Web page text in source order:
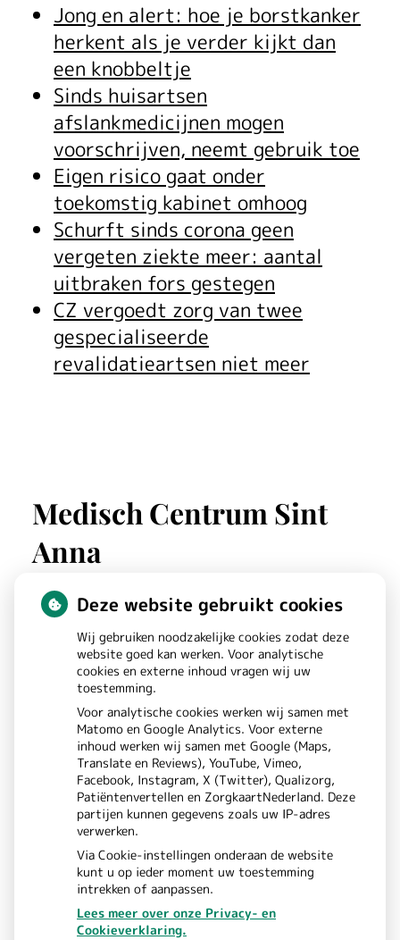
Jong en alert: hoe je borstkanker
herkent als je verder kijkt dan
een knobbeltje
Sinds huisartsen
afslankmedicijnen mogen
voorschrijven, neemt gebruik toe
Eigen risico gaat onder
toekomstig kabinet omhoog
Schurft sinds corona geen
vergeten ziekte meer: aantal
uitbraken fors gestegen
CZ vergoedt zorg van twee
gespecialiseerde
revalidatieartsen niet meer
Medisch Centrum Sint
Anna
St. Annastraat180
6525GWNIJMEGEN
Bezoek
onze
Instagram
pagina
Deze website gebruikt cookies
Wij gebruiken noodzakelijke cookies zodat deze
website goed kan werken. Voor analytische
cookies en externe inhoud vragen wij uw
toestemming.
Voor analytische cookies werken wij samen met
Matomo en Google Analytics. Voor externe
inhoud werken wij samen met Google (Maps,
Translate en Reviews), YouTube, Vimeo,
Facebook, Instagram, X (Twitter), Qualizorg,
Patiëntenvertellen en ZorgkaartNederland. Deze
partijen kunnen gegevens zoals uw IP-adres
verwerken.
Via Cookie-instellingen onderaan de website
kunt u op ieder moment uw toestemming
intrekken of aanpassen.
Lees meer over onze Privacy- en
Cookieverklaring.